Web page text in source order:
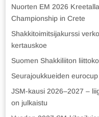
Nuorten EM 2026
Championship in Crete
Shakkitoimitsijakurssi
kertauskoe
Suomen Shakkiliiton
Seurajoukkueiden
JSM-kausi 2026–2027 –
on julkaistu